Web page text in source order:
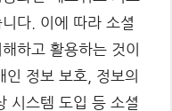
다. 이에 따라 소셜
하고 활용하는 것이
정보 보호, 정보의
시스템 도입 등 소셜